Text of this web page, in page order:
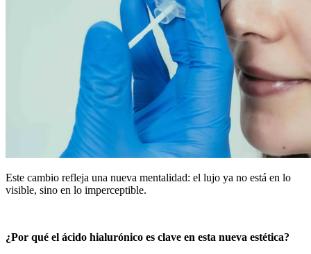
Este cambio refleja una nueva mentalidad: el lujo ya no está en lo
visible, sino en lo imperceptible.
¿Por qué el ácido hialurónico es clave en esta nueva estética?